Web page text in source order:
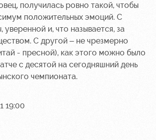
получилась ровно такой, чтобы
положительных эмоций. С
и, что называется, за
С другой – не чрезмерно
- пресной), как этого можно было
с десятой на сегодняшний день
чемпионата.
19:00